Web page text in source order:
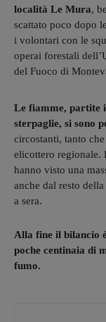
località Le Mura,
scattato poco dopo
i volontari con le
operai forestali
del Fuoco di
Le fiamme, partite
sterpaglie, si sono
circostanti, tanto
elicottero regionale.
hanno visto una
anche dal resto
a sera.
Alla fine il bilancio
poche centinaia di
fumo.